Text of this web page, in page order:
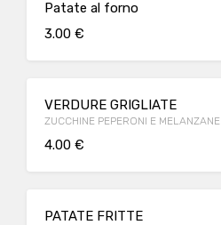
Patate al forno
3.00 €
VERDURE GRIGLIATE
ZUCCHINE PEPERONI E MELANZANE
4.00 €
PATATE FRITTE